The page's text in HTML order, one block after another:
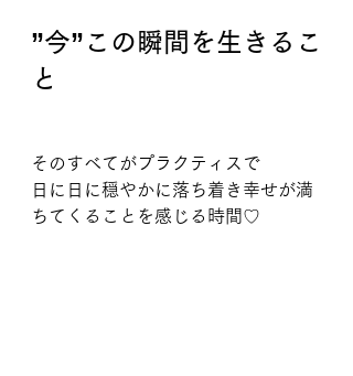
”今”この瞬間を生きるこ
と
そのすべてがプラクティスで
日に日に穏やかに落ち着き幸せが満
ちてくることを感じる時間♡